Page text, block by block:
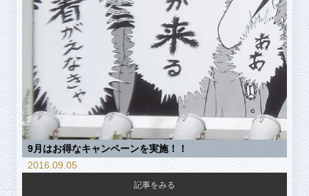
9月はお得なキャンペーンを実施！！
2016.09.05
記事をみる